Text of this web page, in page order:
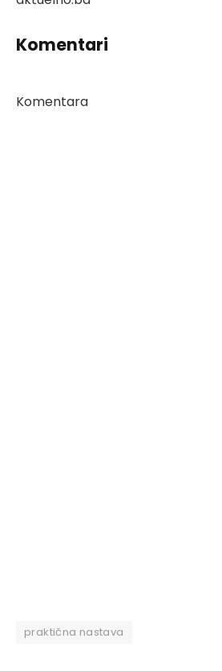
Komentari
Komentara
praktična nastava